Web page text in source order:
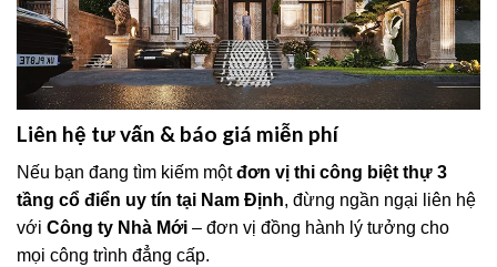
Liên hệ tư vấn & báo giá miễn phí
Nếu bạn đang tìm kiếm mộtđơn vị thi công biệt thự 3
tầng cổ điển uy tín tại Nam Định, đừng ngần ngại liên hệ
với Công ty Nhà Mới – đơn vị đồng hành lý tưởng cho
mọi công trình đẳng cấp.